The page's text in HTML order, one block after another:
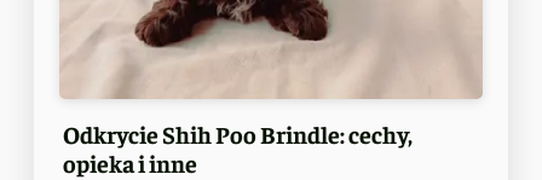
Odkrycie Shih Poo Brindle: cechy,
opieka i inne